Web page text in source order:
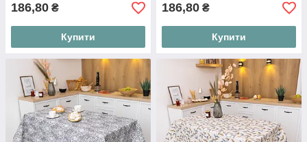
186,80 ₴
Купити
186,80 ₴
Купити